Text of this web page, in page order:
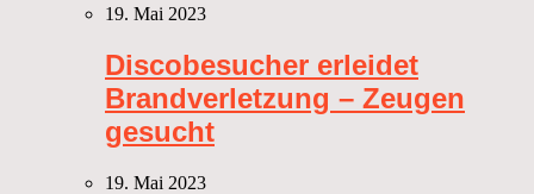
19. Mai 2023
Discobesucher erleidet
Brandverletzung – Zeugen
gesucht
19. Mai 2023